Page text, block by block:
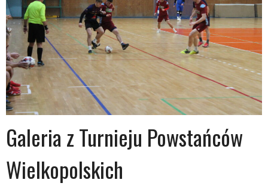
Galeria z Turnieju Powstańców
Wielkopolskich